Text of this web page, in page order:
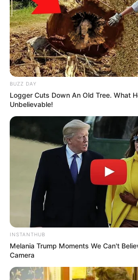
BUZZ DAY
Logger Cuts Down An Old Tree. What
Unbelievable!
INSTANTHUB
Melania Trump Moments We Can't
Camera